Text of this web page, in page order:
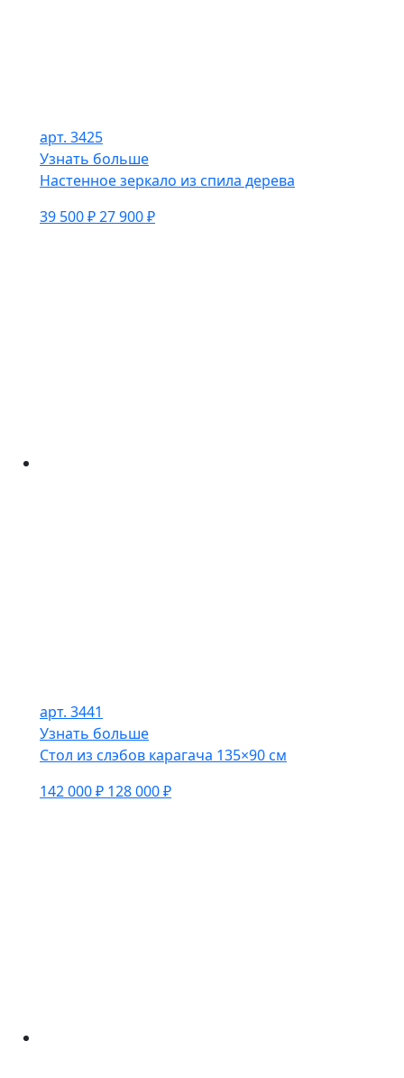
арт. 3425
Узнать больше
Настенное зеркало из спила дерева
39 500 ₽27 900 ₽
арт. 3441
Узнать больше
Стол из слэбов карагача 135×90 см
142 000 ₽ 128 000 ₽